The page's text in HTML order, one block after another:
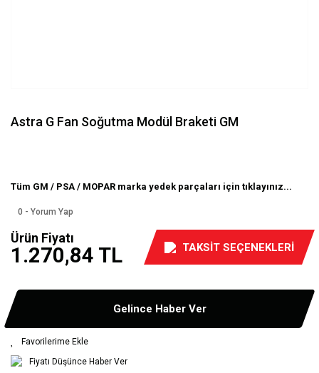
Astra G Fan Soğutma Modül Braketi GM
Tüm GM / PSA / MOPAR marka yedek parçaları için tıklayınız...
0 - Yorum Yap
Ürün Fiyatı
1.270,84 TL TAKSİT SEÇENEKLERİ
Gelince Haber Ver
Fiyatı Düşünce Haber Ver